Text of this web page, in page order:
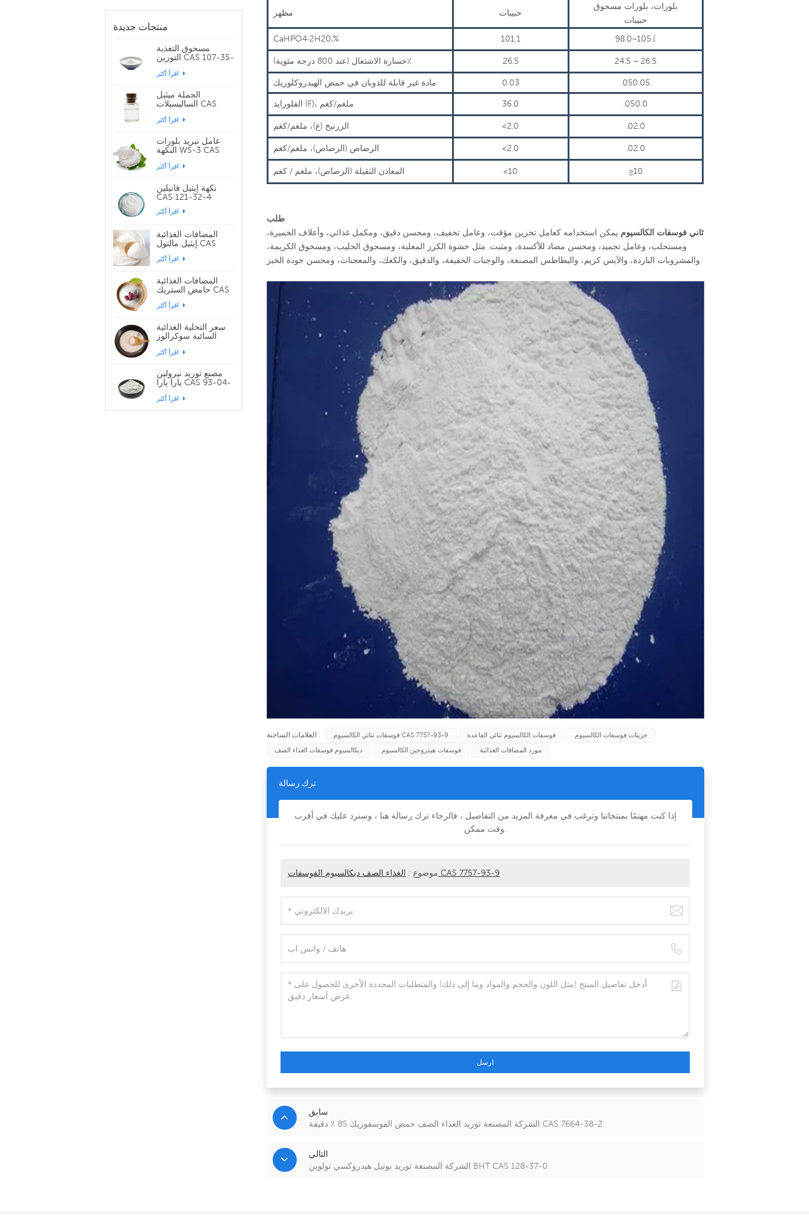
منتجات جديدة
مسحوق التغذية
التورين CAS 107-35-
الجملة ميثيل
الساليسيلات CAS
عامل تبريد بلورات
النكهة WS-3 CAS
نكهة إيثيل فانيلين
CAS 121-32-4
المضافات الغذائية
إيثيل مالتول CAS
المضافات الغذائية
حامض الستريك CAS
سعر التحلية الغذائية
السائبة سوكرالوز
مصنع توريد نيرولين
يارا يارا CAS 93-04-
مظهر حبيبات
بلورات، بلورات مسحوق
حبيبات
CaHPO4·2H20,%
101.1 98.0~105.(
خسارة الاشتعال (عند 800 درجة مئوية)٪ 26.5 24.5 ~ 26.5
مادة غير قابلة للذوبان في حمض الهيدروكلوريك 0.03 .050.05
الفلورايد (F)، ملغم/كغم 36.0 .050.0
الزرنيخ (ع)، ملغم/كغم <2.0 .02.0
الرصاص (الرصاص)، ملغم/كغم <2.0 .02.0
المعادن الثقيلة (الرصاص)، ملغم / كغم <10 ≥10
طلب
ثاني فوسفات الكالسيوم يمكن استخدامه كعامل تخزين مؤقت، وعامل تخفيف، ومحسن دقيق، ومكمل غذائي، وأعلاف الخميرة،
ومستحلب، وعامل تجميد، ومحسن مضاد للأكسدة، ومثبت. مثل حشوة الكرز المعلبة، ومسحوق الحليب، ومسحوق الكريمة،
العلامات الساخنة : فوسفات ثنائي الكالسيوم CAS 7757-93-9 فوسفات الكالسيوم ثنائي القاعدة
جزيئات فوسفات الكالسيوم
ديكالسيوم فوسفات الغذاء الصف
فوسفات هيدروجين الكالسيوم مورد المضافات الغذائية
ترك رسالة
إذا كنت مهتمًا بمنتجاتنا وترغب في معرفة المزيد من التفاصيل ، فالرجاء ترك رسالة هنا ، وسنرد عليك في أقرب
موضوع : الغذاء الصف ديكالسيوم الفوسفات CAS 7757-93-9
ارسل
سابق
الشركة المصنعة توريد الغذاء الصف حمض الفوسفوريك 85 ٪ دقيقة CAS 7664-38-2
التالي
الشركة المصنعة توريد بوتيل هيدروكسي تولوين BHT CAS 128-37-0